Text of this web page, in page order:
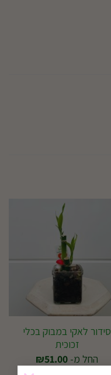
סידור לאקי במבוק בכלי
זכוכית
החל מ-
₪51.00